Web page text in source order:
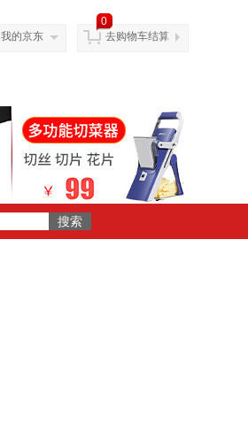
我的京东
0
去购物车结算